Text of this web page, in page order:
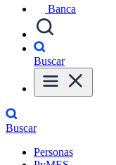
Banca
Buscar
Buscar
Personas